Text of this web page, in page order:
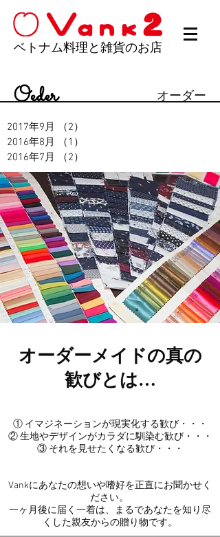
ベトナム料理と雑貨のお店
Oeder オーダー
2017年9月 （2）
2016年8月
（1）
2016年7月
（2）
オーダーメイドの真の
歓びとは…
① イマジネーションが現実化する歓び・・・
② 生地やデザインがカラダに馴染む歓び・・・
③ それを見せたくなる歓び・・・
Vankにあなたの想いや嗜好を正直にお聞かせく
ださい。
一ヶ月後に届く一着は、まるであなたを知り尽
くした親友からの贈り物です。